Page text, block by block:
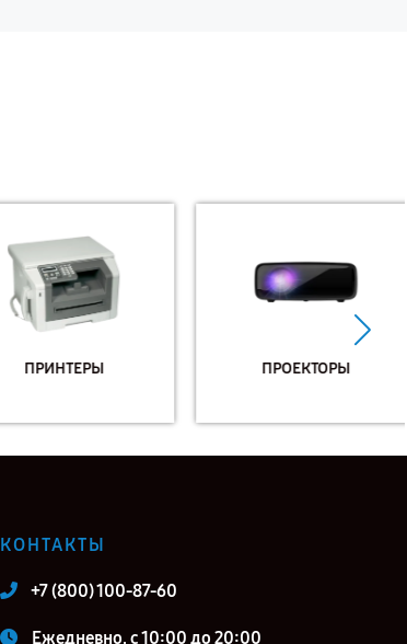
ПРИНТЕРЫ ПРОЕКТОРЫ
КОНТАКТЫ
+7 (800) 100-87-60
Ежедневно, с 10:00 до 20:00